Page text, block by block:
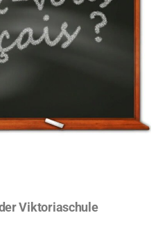
Viktoriaschule